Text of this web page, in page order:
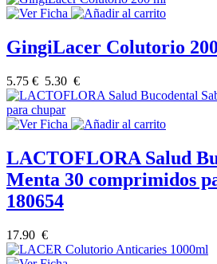
GingiLacer Colutorio
5.75 € 5.30 €
LACTOFLORA Salud
Menta 30 comprimidos
180654
17.90 €